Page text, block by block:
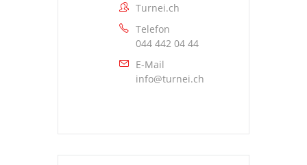
Turnei.ch
Telefon
044 442 04 44
E-Mail
info@turnei.ch